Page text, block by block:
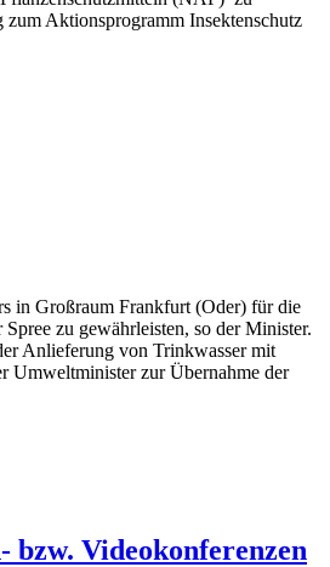
Aktionsprogramm Insektenschutz
in Großraum Frankfurt (Oder) für die
zu gewährleisten, so der Minister.
Anlieferung von Trinkwasser mit
Umweltminister zur Übernahme der
Videokonferenzen